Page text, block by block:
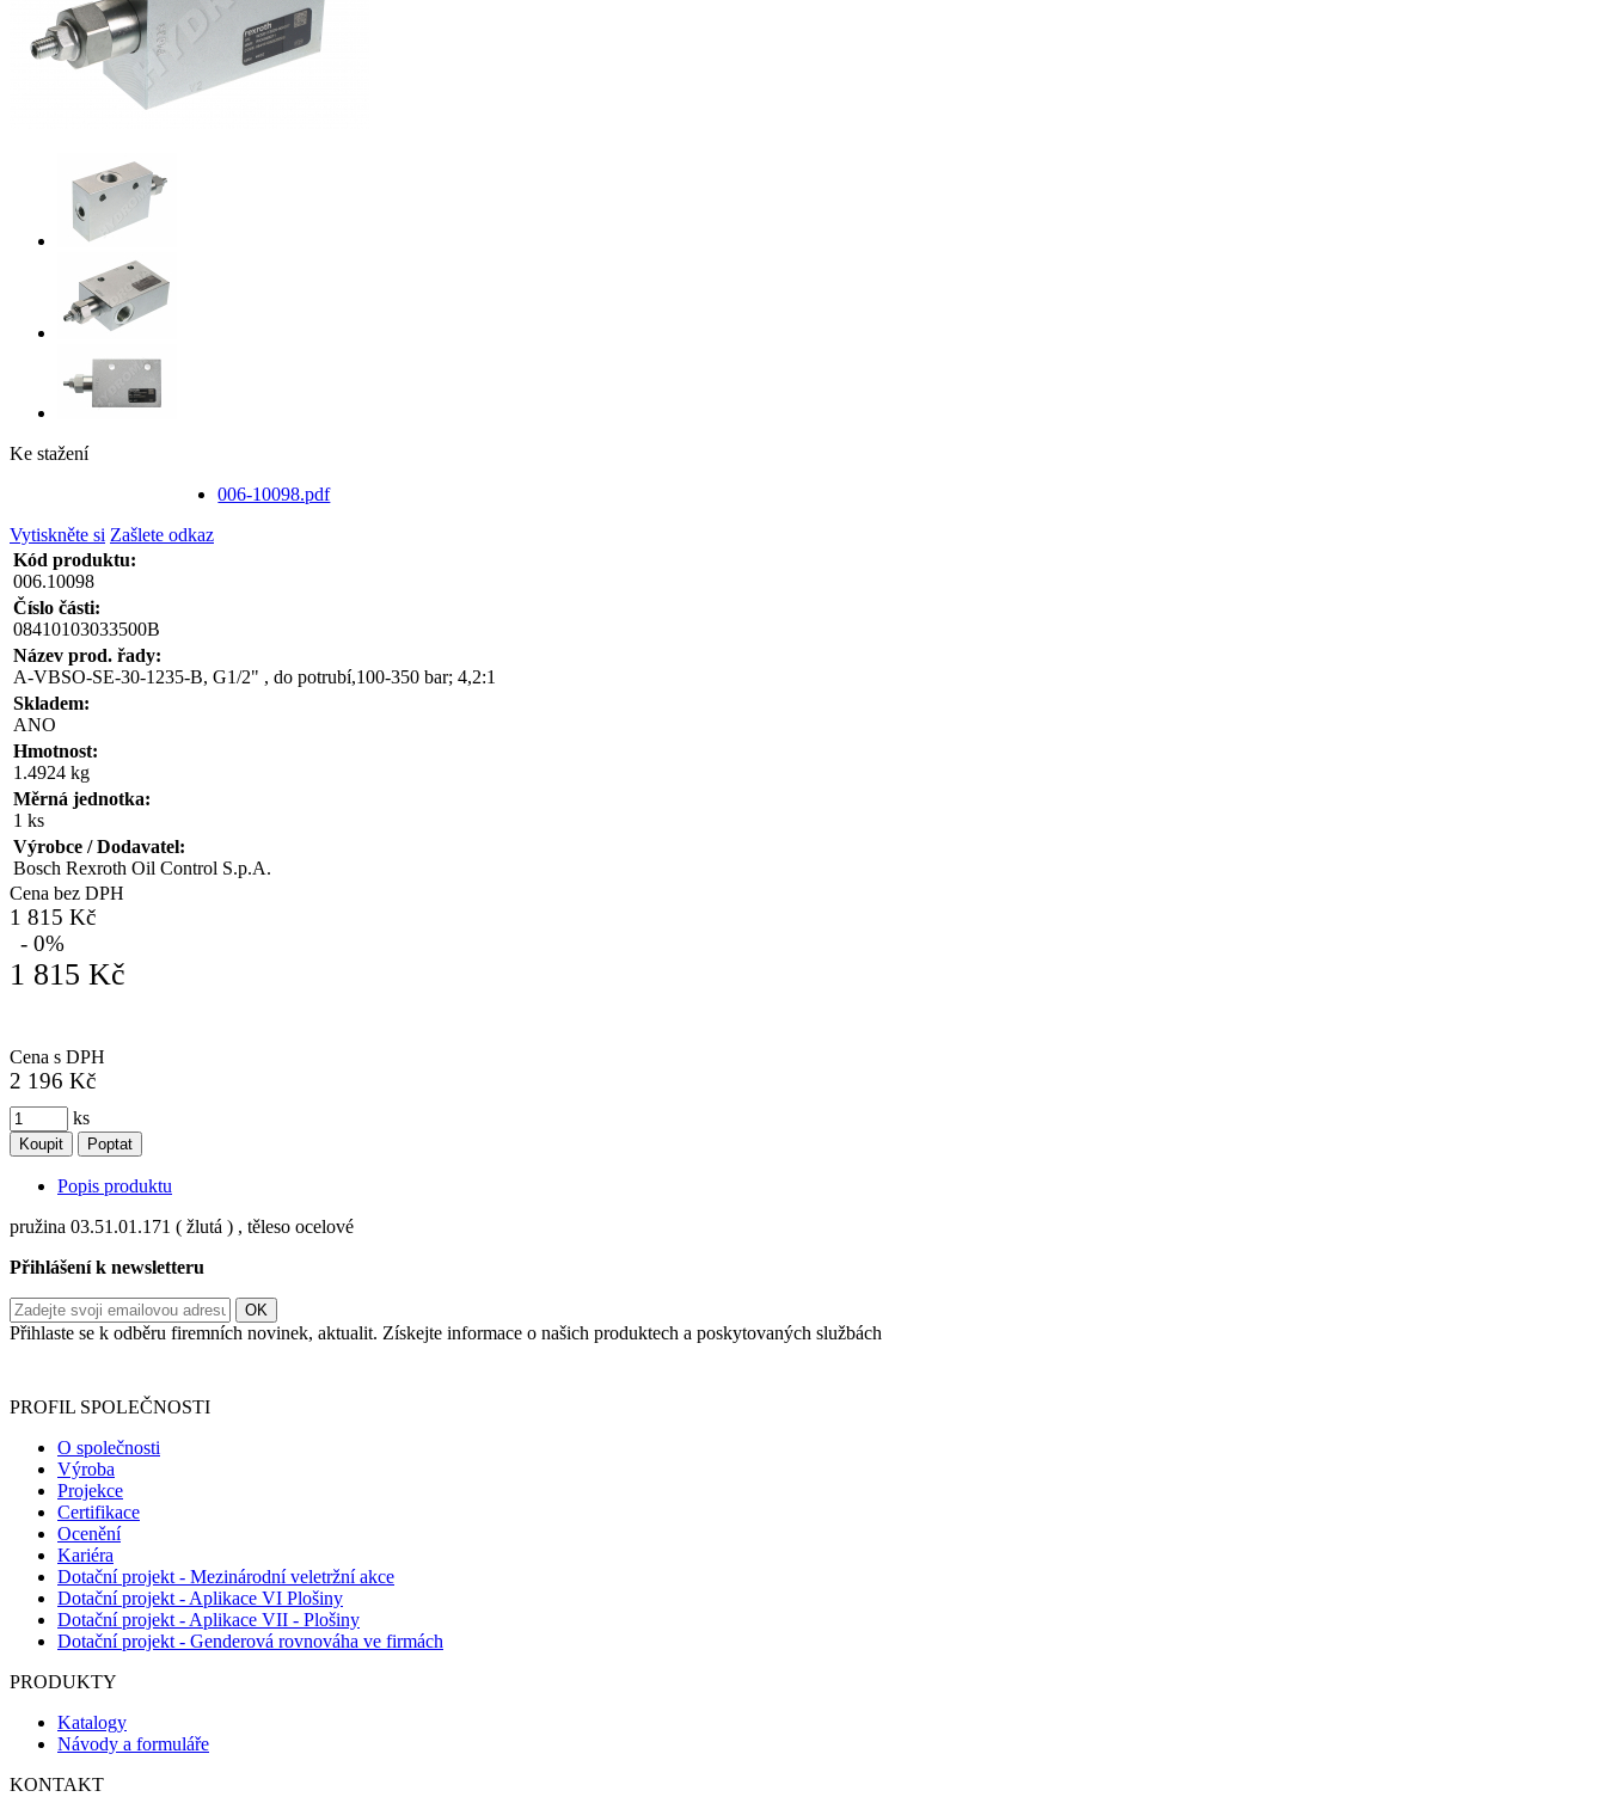
Ke stažení
006-10098.pdf
Vytiskněte si Zašlete odkaz
Kód produktu:
006.10098
Číslo části:
08410103033500B
Název prod. řady:
A-VBSO-SE-30-1235-B, G1/2" , do potrubí,100-350 bar; 4,2:1
Skladem:
ANO
Hmotnost:
1.4924 kg
Měrná jednotka:
1 ks
Výrobce / Dodavatel:
Bosch Rexroth Oil Control S.p.A.
Cena bez DPH
1 815 Kč
- 0%
1 815 Kč
Cena s DPH
2 196 Kč
ks
Koupit Poptat
Popis produktu
pružina 03.51.01.171 ( žlutá ) , těleso ocelové
Přihlášení k newsletteru
Přihlaste se k odběru firemních novinek, aktualit. Získejte informace o našich produktech a poskytovaných službách
PROFIL SPOLEČNOSTI
O společnosti
Výroba
Projekce
Certifikace
Ocenění
Kariéra
Dotační projekt - Mezinárodní veletržní akce
Dotační projekt - Aplikace VI Plošiny
Dotační projekt - Aplikace VII - Plošiny
Dotační projekt - Genderová rovnováha ve firmách
PRODUKTY
Katalogy
Návody a formuláře
KONTAKT